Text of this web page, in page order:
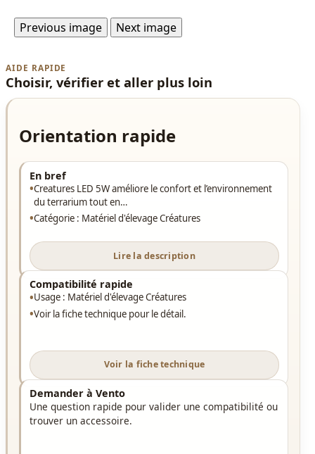
Previous image Next image
AIDE RAPIDE
Choisir, vérifier et aller plus loin
Orientation rapide
En bref
Creatures LED 5W améliore le confort et l’environnement
du terrarium tout en…
Catégorie : Matériel d'élevage Créatures
Lire la description
Compatibilité rapide
Usage : Matériel d'élevage Créatures
Voir la fiche technique pour le détail.
Voir la fiche technique
Demander à Vento
Une question rapide pour valider une compatibilité ou
trouver un accessoire.